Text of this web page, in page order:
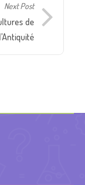
Next Post
de
l’Antiquité